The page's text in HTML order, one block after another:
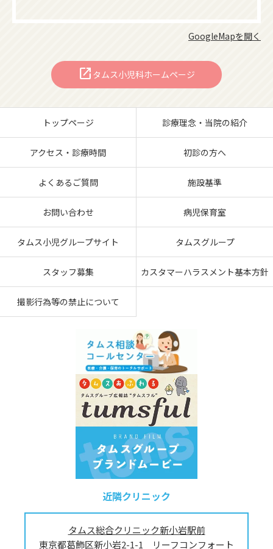
GoogleMapを開く
open_in_new タムス小児科ホームページ
トップページ 診療理念・当院の紹介
アクセス・診療時間 初診の方へ
よくあるご質問 施設基準
お問い合わせ 病児保育室
タムス小児グループサイト タムスグループ
スタッフ募集 カスタマーハラスメント基本方針
撮影行為等の禁止について
近隣クリニック
タムス総合クリニック新小岩駅前
東京都葛飾区新小岩2-1-1 リーフコンフォート